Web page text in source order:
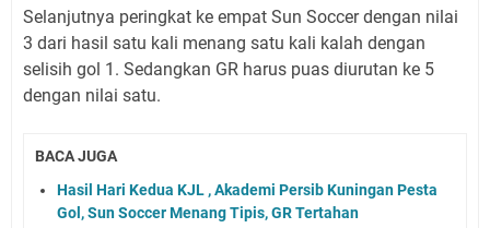
Selanjutnya peringkat ke empat Sun Soccer dengan nilai
3 dari hasil satu kali menang satu kali kalah dengan
selisih gol 1. Sedangkan GR harus puas diurutan ke 5
dengan nilai satu.
BACA JUGA
Hasil Hari Kedua KJL , Akademi Persib Kuningan Pesta
Gol, Sun Soccer Menang Tipis, GR Tertahan